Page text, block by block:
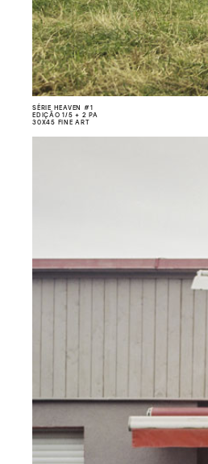
SÉRIE HEAVEN #1
EDIÇÃO 1/5 + 2 PA
30X45 FINE ART